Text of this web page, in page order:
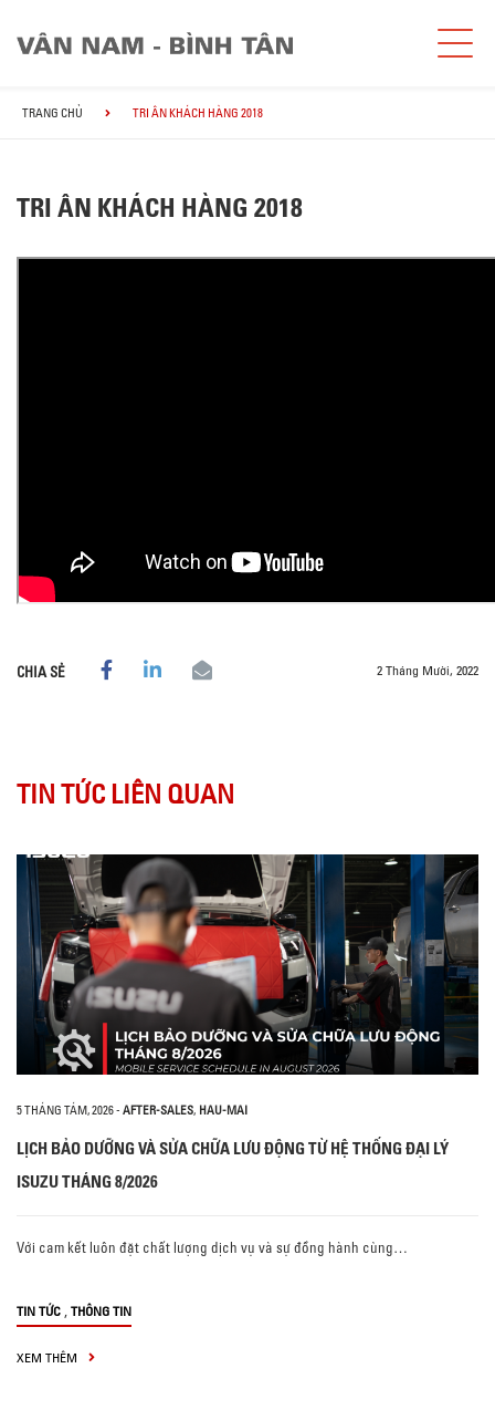
TRANG CHỦ TRI ÂN KHÁCH HÀNG 2018
TRI ÂN KHÁCH HÀNG 2018
CHIA SẺ 2 Tháng Mười, 2022
TIN TỨC LIÊN QUAN
5 THÁNG TÁM, 2026- AFTER-SALES, HAU-MAI
LỊCH BẢO DƯỠNG VÀ SỬA CHỮA LƯU ĐỘNG TỪ HỆ THỐNG ĐẠI LÝ
ISUZU THÁNG 8/2026
Với cam kết luôn đặt chất lượng dịch vụ và sự đồng hành cùng…
TIN TỨC , THÔNG TIN
XEM THÊM